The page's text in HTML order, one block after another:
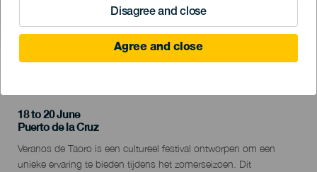
Disagree and close
Agree and close
18 to 20 June
Localidad
Puerto de la Cruz
Descripción
del
Veranos de Taoro is een cultureel festival ontworpen om een ​​
unieke ervaring te bieden tijdens het zomerseizoen. Dit